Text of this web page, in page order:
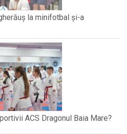
la minifotbal și-a
ACS Dragonul Baia Mare?